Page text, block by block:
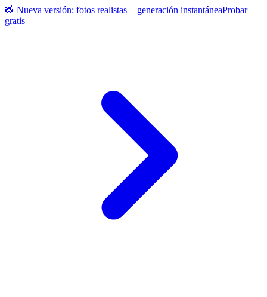
📸 Nueva versión: fotos realistas + generación instantáneaProbar
gratis